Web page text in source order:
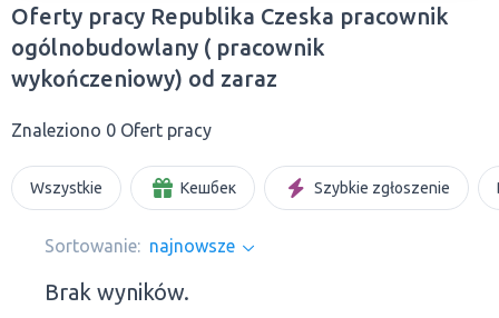
Oferty pracy Republika Czeska pracownik
ogólnobudowlany ( pracownik
wykończeniowy) od zaraz
Znaleziono 0 Ofert pracy
Wszystkie Кешбек Szybkie zgłoszenie
Sortowanie: najnowsze
Brak wyników.